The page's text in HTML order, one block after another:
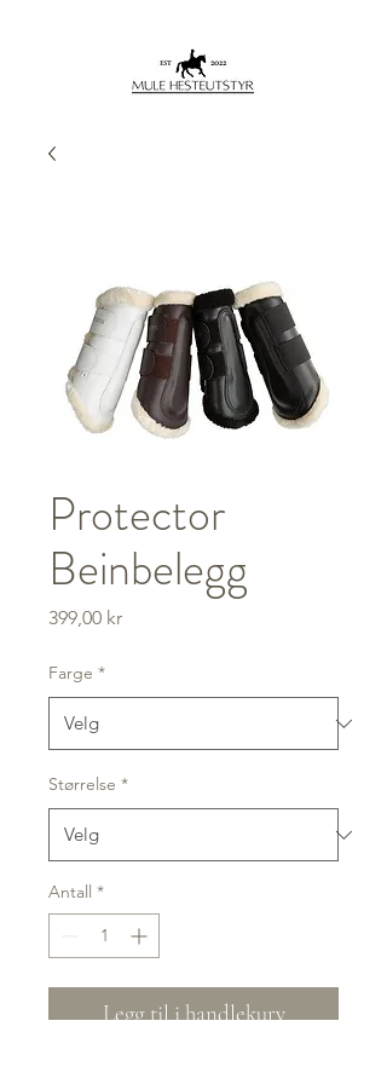
Protector
Beinbelegg
399,00 krPris
Farge *
Størrelse *
Antall *
Legg til i handlekurv